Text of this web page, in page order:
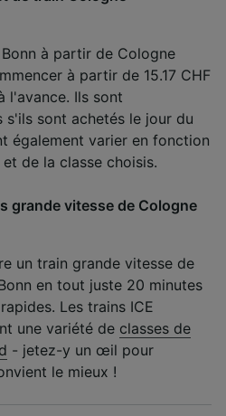
à partir de Cologne
à partir de 15.17 CHF
l'avance. Ils sont
s'ils sont achetés le jour du
également varier en fonction
de la classe choisis.
grande vitesse de Cologne
un train grande vitesse de
en tout juste 20 minutes
Les trains ICE
une variété de classes de
- jetez-y un œil pour
le mieux !